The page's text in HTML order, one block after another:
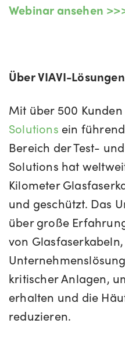
Webinar ansehen
Über VIAVI-Lösungen
Mit über 500
Solutions ein
Bereich der Test-
Solutions hat
Kilometer
und geschützt. Das
über große
von
kritischer Anlagen,
erhalten und die
reduzieren.